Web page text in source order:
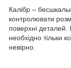
Калібр –
контролювати
поверхні
необхідно тільки
невірно.